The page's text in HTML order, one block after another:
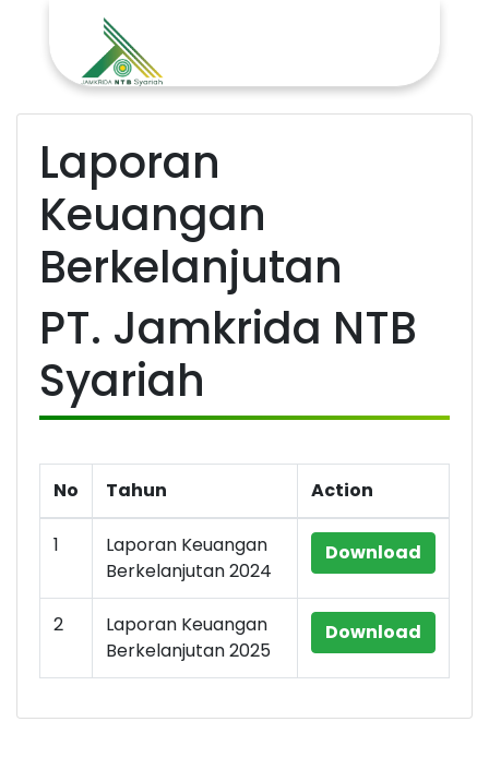
Laporan
Keuangan
Berkelanjutan
PT. Jamkrida NTB
Syariah
No Tahun Action
1
Laporan Keuangan
Berkelanjutan 2024
Download
2
Laporan Keuangan
Berkelanjutan 2025
Download